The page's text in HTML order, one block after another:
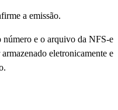
a emissão.
número e o arquivo da NFS-e
eletronicamente e